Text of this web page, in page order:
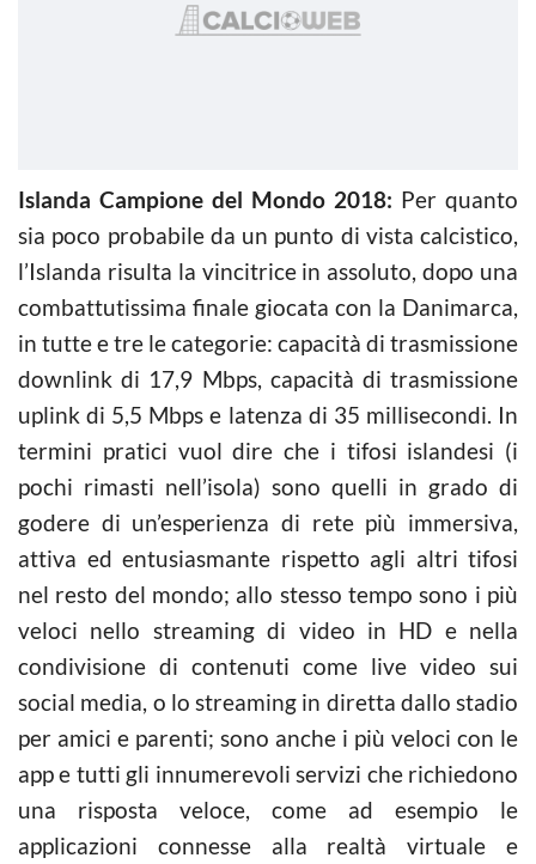
Islanda Campione del Mondo 2018: Per quanto
sia poco probabile da un punto di vista calcistico,
l’Islanda risulta la vincitrice in assoluto, dopo una
combattutissima finale giocata con la Danimarca,
in tutte e tre le categorie: capacità di trasmissione
downlink di 17,9 Mbps, capacità di trasmissione
uplink di 5,5 Mbps e latenza di 35 millisecondi. In
termini pratici vuol dire che i tifosi islandesi (i
pochi rimasti nell’isola) sono quelli in grado di
godere di un’esperienza di rete più immersiva,
attiva ed entusiasmante rispetto agli altri tifosi
nel resto del mondo; allo stesso tempo sono i più
veloci nello streaming di video in HD e nella
condivisione di contenuti come live video sui
social media, o lo streaming in diretta dallo stadio
per amici e parenti; sono anche i più veloci con le
app e tutti gli innumerevoli servizi che richiedono
una risposta veloce, come ad esempio le
applicazioni connesse alla realtà virtuale e